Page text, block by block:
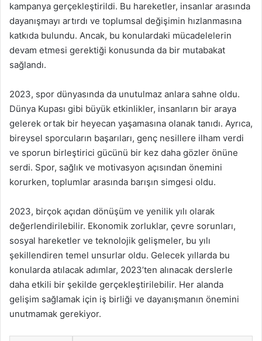
kampanya gerçekleştirildi. Bu hareketler, insanlar arasında
dayanışmayı artırdı ve toplumsal değişimin hızlanmasına
katkıda bulundu. Ancak, bu konulardaki mücadelelerin
devam etmesi gerektiği konusunda da bir mutabakat
sağlandı.
2023, spor dünyasında da unutulmaz anlara sahne oldu.
Dünya Kupası gibi büyük etkinlikler, insanların bir araya
gelerek ortak bir heyecan yaşamasına olanak tanıdı. Ayrıca,
bireysel sporcuların başarıları, genç nesillere ilham verdi
ve sporun birleştirici gücünü bir kez daha gözler önüne
serdi. Spor, sağlık ve motivasyon açısından önemini
korurken, toplumlar arasında barışın simgesi oldu.
2023, birçok açıdan dönüşüm ve yenilik yılı olarak
değerlendirilebilir. Ekonomik zorluklar, çevre sorunları,
sosyal hareketler ve teknolojik gelişmeler, bu yılı
şekillendiren temel unsurlar oldu. Gelecek yıllarda bu
konularda atılacak adımlar, 2023’ten alınacak derslerle
daha etkili bir şekilde gerçekleştirilebilir. Her alanda
gelişim sağlamak için iş birliği ve dayanışmanın önemini
unutmamak gerekiyor.